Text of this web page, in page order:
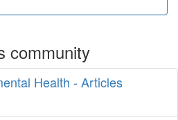
community
Health - Articles